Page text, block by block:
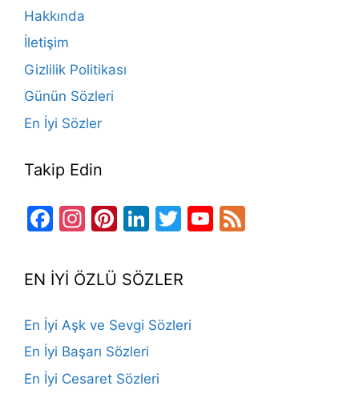
o
k
Hakkında
İletişim
Gizlilik Politikası
Günün Sözleri
En İyi Sözler
Takip Edin
Facebook
Instagram
Pinterest
LinkedIn
TwitterYouTube
EN İYİ ÖZLÜ SÖZLER
En İyi Aşk ve Sevgi Sözleri
En İyi Başarı Sözleri
En İyi Cesaret Sözleri